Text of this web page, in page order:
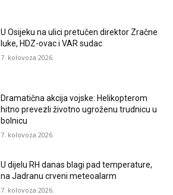
U Osijeku na ulici pretučen direktor Zračne
luke, HDZ-ovac i VAR sudac
7. kolovoza 2026.
Dramatična akcija vojske: Helikopterom
hitno prevezli životno ugroženu trudnicu u
bolnicu
7. kolovoza 2026.
U dijelu RH danas blagi pad temperature,
na Jadranu crveni meteoalarm
7. kolovoza 2026.